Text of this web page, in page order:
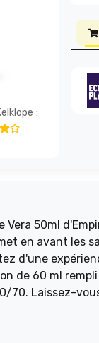
:
Vera 50ml
en avant les
d'une
de 60 ml
70. Laissez-
touche de